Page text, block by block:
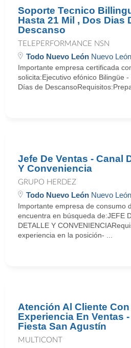
Soporte Tecnico
Hasta 21 Mil , Dos Dias
Descanso
TELEPERFORMANCE NSN
Todo Nuevo León Nuevo León
Importante empresa certificada
solicita:Ejecutivo efónico Bilingüe
Días de
Jefe De Ventas - Canal
Y Conveniencia
GRUPO HERDEZ
Todo Nuevo León Nuevo León
Importante empresa de consumo
encuentra en búsqueda de:JEFE
DETALLE Y
experiencia en la posición- ...
Atención Al Cliente Con
Experiencia En Ventas
Fiesta San Agustín
MULTICONT